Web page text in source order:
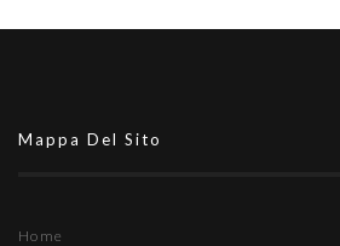
Mappa Del Sito
Home